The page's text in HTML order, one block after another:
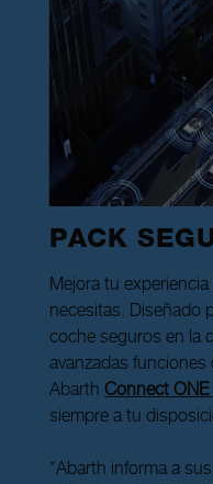
PACK
Mejora tu
necesitas. Diseñado
coche seguros en la
avanzadas
Abarth Connect ONE
siempre a tu
*Abarth informa a